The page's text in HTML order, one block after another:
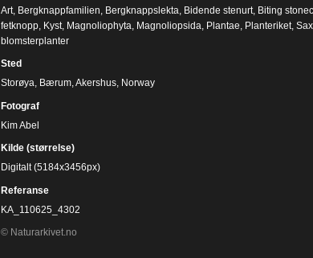
Art, Bergknappfamilien Bergknappslekta Bidende stenurt, Biting
fetknopp, Kyst, Magnoliophyta Magnoliopsida Plantae Planteriket,
blomsterplanter
Sted
Storøya, Bærum, Akershus, Norway
Fotograf
Kim Abel
Kilde (størrelse)
Digitalt (5184x3456px)
Referanse
KA_110625_4302
© Naturarkivet.no